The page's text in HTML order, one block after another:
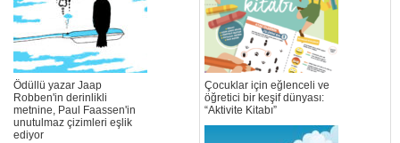
Ödüllü yazar Jaap
Robben'in derinlikli
metnine, Paul Faassen'in
unutulmaz çizimleri eşlik
ediyor
Çocuklar için eğlenceli ve
öğretici bir keşif dünyası:
“Aktivite Kitabı”